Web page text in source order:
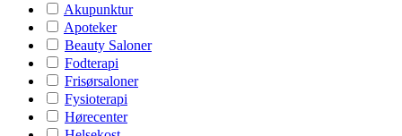
Akupunktur
Apoteker
Beauty Saloner
Fodterapi
Frisørsaloner
Fysioterapi
Hørecenter